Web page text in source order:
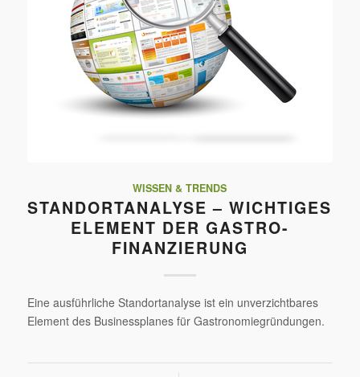
WISSEN & TRENDS
STANDORTANALYSE – WICHTIGES
ELEMENT DER GASTRO-
FINANZIERUNG
Eine ausführliche Standortanalyse ist ein unverzichtbares
Element des Businessplanes für Gastronomiegründungen.